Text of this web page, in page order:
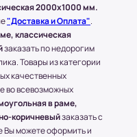
Компании:
при
по Москве
учете, что вес
кг или размером
2000x1000 мм.
"Доставка и Оплата".
классическая
заказать по недорогим
Товары из категории
качественных
во всевозможных
в раме,
коричневыйзаказать с
Вы можете оформить и